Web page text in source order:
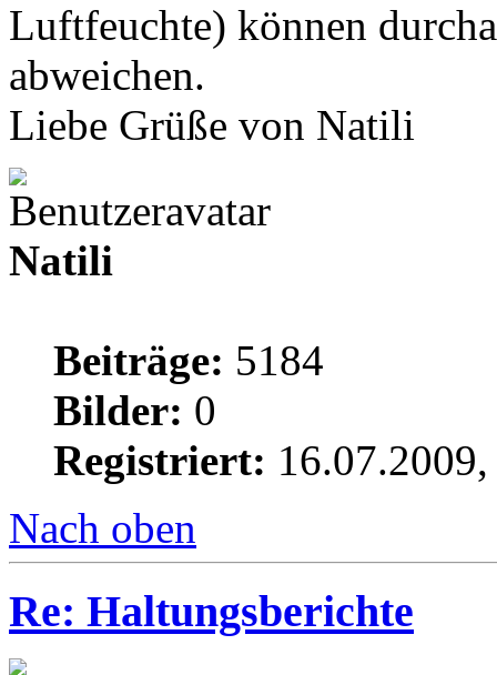
Luftfeuchte) können
abweichen.
Liebe Grüße von Natili
Natili
Beiträge: 5184
Bilder: 0
Registriert:
Nach oben
Re: Haltungsberichte